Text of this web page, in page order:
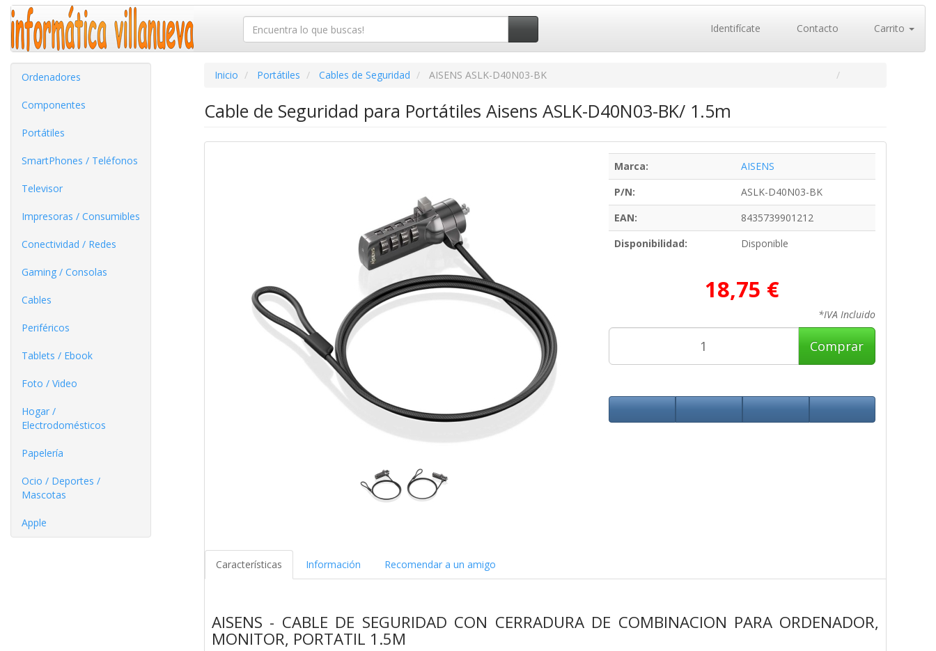
Identifícate Contacto Carrito
Ordenadores
Componentes
Portátiles
SmartPhones / Teléfonos
Televisor
Impresoras / Consumibles
Conectividad / Redes
Gaming / Consolas
Cables
Periféricos
Tablets / Ebook
Foto / Video
Hogar /
Electrodomésticos
Papelería
Ocio / Deportes /
Mascotas
Apple
Inicio Portátiles Cables de Seguridad AISENS ASLK-D40N03-BK
Cable de Seguridad para Portátiles Aisens ASLK-D40N03-BK/ 1.5m
Marca:
AISENS
P/N:
ASLK-D40N03-BK
EAN:
8435739901212
Disponibilidad:
Disponible
18,75 €
*IVA Incluido
Comprar
Características Información Recomendar a un amigo
AISENS - CABLE DE SEGURIDAD CON CERRADURA DE COMBINACION PARA ORDENADOR,
MONITOR, PORTATIL 1.5M